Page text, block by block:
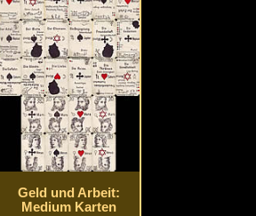
Geld und Arbeit:
Medium Karten